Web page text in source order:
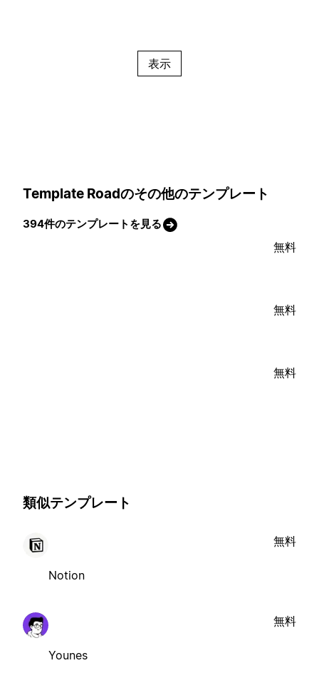
表示
Template Roadのその他のテンプレート
394件のテンプレートを見る
無料
無料
無料
類似テンプレート
Notion
無料
Younes
無料